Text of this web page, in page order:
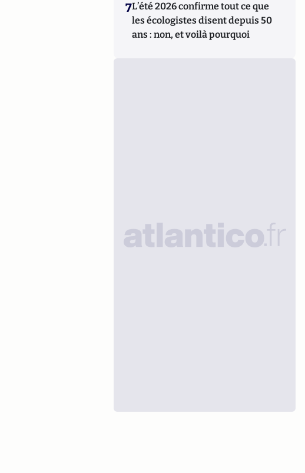
7L’été 2026 confirme tout ce que
les écologistes disent depuis 50
ans : non, et voilà pourquoi